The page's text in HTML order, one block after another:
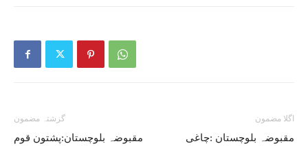
گزشتہ مضمون
مقبوضہ بلوچستان:پشتون قوم
اگلا مضمون
مقبوضہ بلوچستان :چاغی